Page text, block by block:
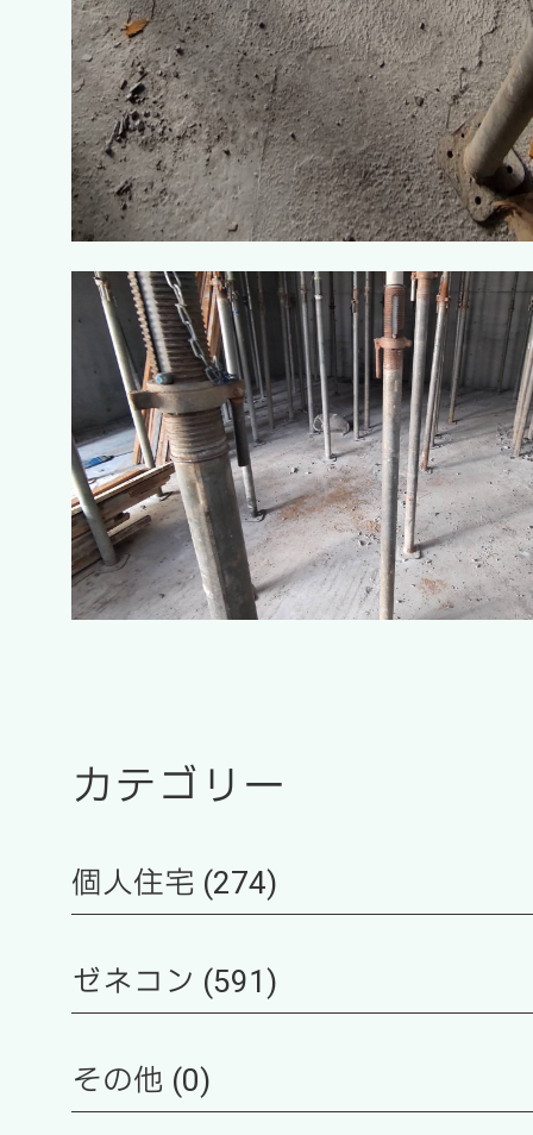
カテゴリー
個人住宅 (274)
ゼネコン (591)
その他 (0)